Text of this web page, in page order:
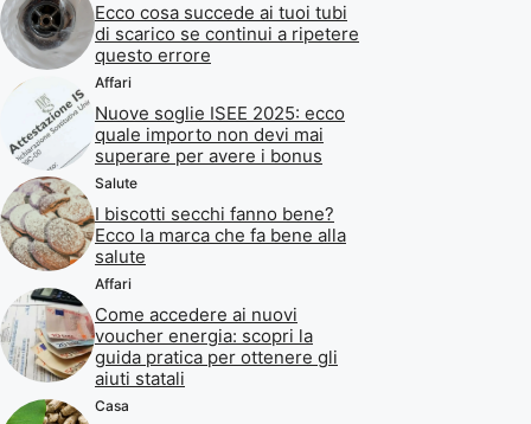
Ecco cosa succede ai tuoi tubi
di scarico se continui a ripetere
questo errore
Affari
Nuove soglie ISEE 2025: ecco
quale importo non devi mai
superare per avere i bonus
Salute
I biscotti secchi fanno bene?
Ecco la marca che fa bene alla
salute
Affari
Come accedere ai nuovi
voucher energia: scopri la
guida pratica per ottenere gli
aiuti statali
Casa